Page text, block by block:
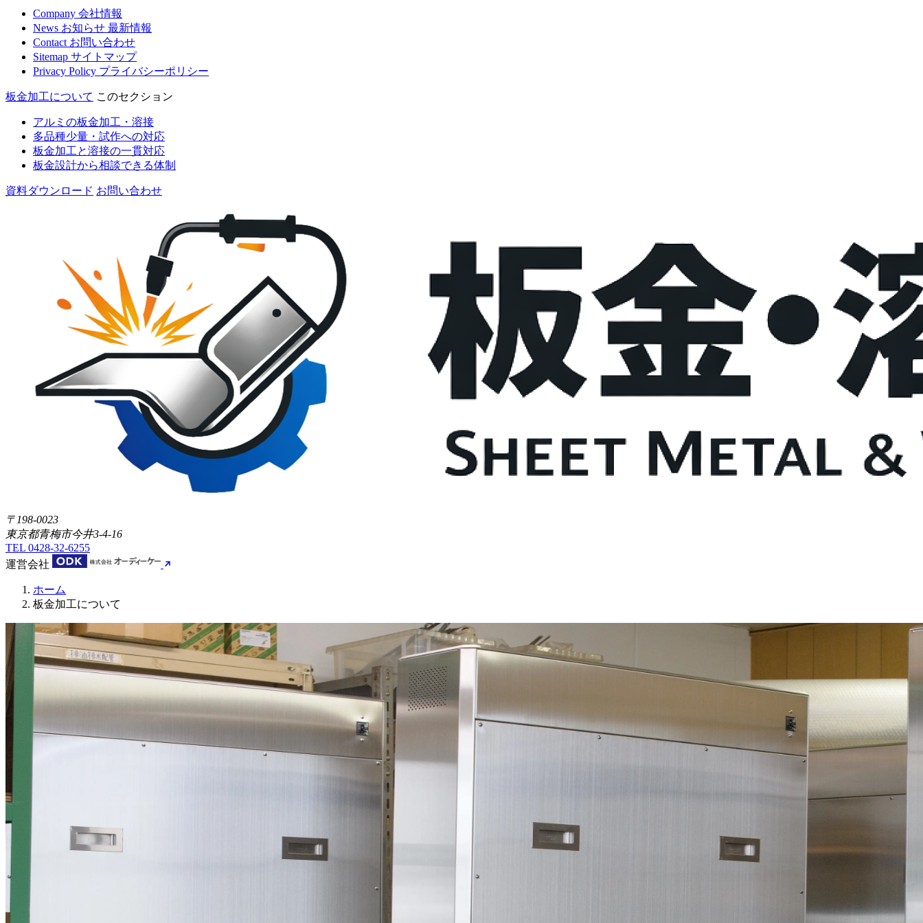
Company 会社情報
News お知らせ 最新情報
Contact お問い合わせ
Sitemap サイトマップ
Privacy Policy プライバシーポリシー
板金加工について このセクション
アルミの板金加工・溶接
多品種少量・試作への対応
板金加工と溶接の一貫対応
板金設計から相談できる体制
資料ダウンロード お問い合わせ
〒198-0023
東京都青梅市今井3-4-16
TEL 0428-32-6255
運営会社
ホーム
板金加工について